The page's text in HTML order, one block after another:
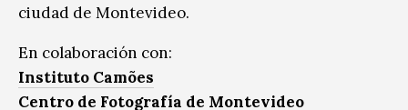
ciudad de Montevideo.
En colaboración con:
Instituto Camões
Centro de Fotografía de Montevideo